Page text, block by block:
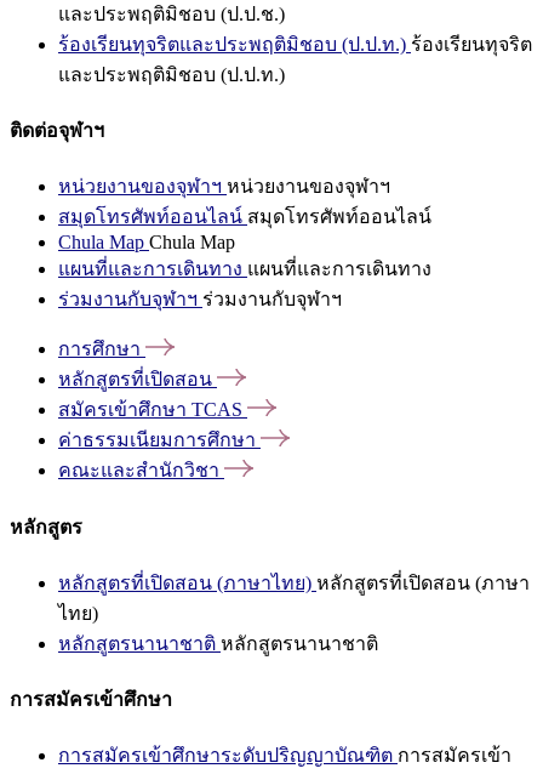
และประพฤติมิชอบ (ป.ป.ช.)
ร้องเรียนทุจริตและประพฤติมิชอบ (ป.ป.ท.) ร้องเรียนทุจริต
และประพฤติมิชอบ (ป.ป.ท.)
ติดต่อจุฬาฯ
หน่วยงานของจุฬาฯ หน่วยงานของจุฬาฯ
สมุดโทรศัพท์ออนไลน์ สมุดโทรศัพท์ออนไลน์
Chula Map Chula Map
แผนที่และการเดินทาง แผนที่และการเดินทาง
ร่วมงานกับจุฬาฯ ร่วมงานกับจุฬาฯ
การศึกษา
หลักสูตรที่เปิดสอน
สมัครเข้าศึกษา TCAS
ค่าธรรมเนียมการศึกษา
คณะและสำนักวิชา
หลักสูตร
หลักสูตรที่เปิดสอน (ภาษาไทย) หลักสูตรที่เปิดสอน (ภาษา
ไทย)
หลักสูตรนานาชาติ หลักสูตรนานาชาติ
การสมัครเข้าศึกษา
การสมัครเข้าศึกษาระดับปริญญาบัณฑิต การสมัครเข้า